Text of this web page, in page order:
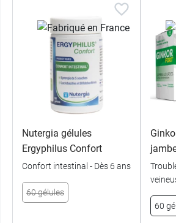
Nutergia gélules
Ergyphilus Confort
Confort intestinal - Dès 6 ans
60 gélules
60